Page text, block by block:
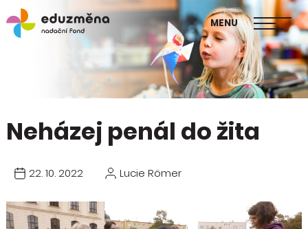
MENU
škol
Publikace Mapa změny
Neházej penál do žita
22. 10. 2022 Lucie Römer